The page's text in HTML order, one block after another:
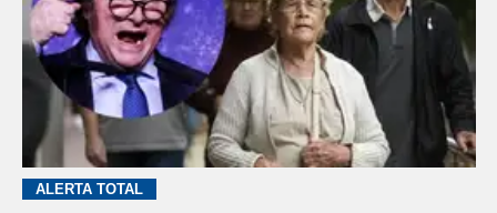
ALERTA TOTAL